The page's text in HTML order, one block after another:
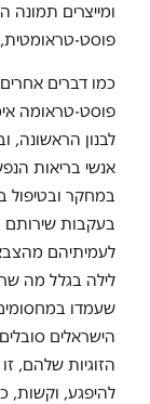
ומייצרים
פוסט-טראומטית,
כמו דברים
פוסט-טראומה
לבנון הראשונה,
אנשי בריאות
במחקר ובטיפול
בעקבות שירותם
לעמיתיהם
לילה בגלל מה
הישראלים
הזוגיות שלהם,
להיפגע, וקשות,